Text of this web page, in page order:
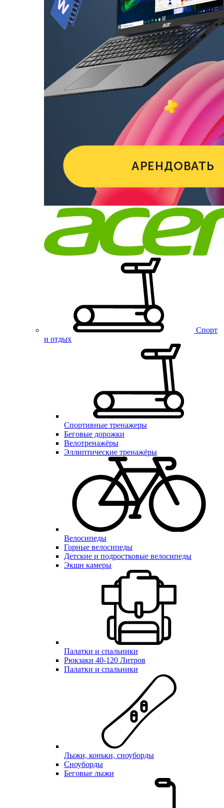
Спорт
и отдых
Спортивные тренажеры
Беговые дорожки
Велотренажёры
Эллиптические тренажёры
Велосипеды
Горные велосипеды
Детские и подростковые велосипеды
Экшн камеры
Палатки и спальники
Рюкзаки 40-120 Литров
Палатки и спальники
Лыжи, коньки, сноуборды
Сноуборды
Беговые лыжи